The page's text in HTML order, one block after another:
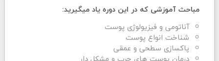
مباحث آموزشی که در این دوره یاد میگیرید:
آناتومی و فیزیولوژی پوست
شناخت انواع پوست
پاکسازی سطحی و عمقی